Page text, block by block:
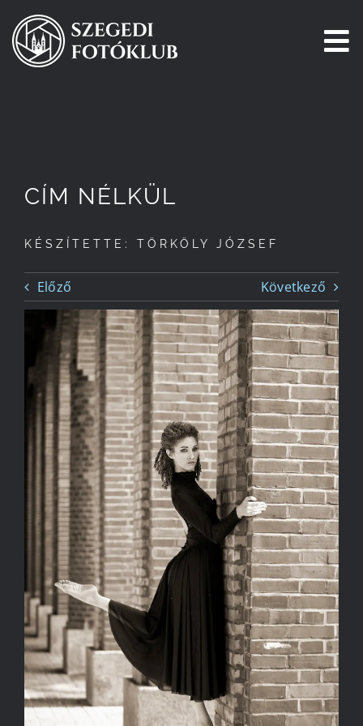
Kihagyás
Pályázatok
Tagjaink
Csatlakozz!
Történetünk
Kapcsolat
CÍM NÉLKÜL
KÉSZÍTETTE: TÖRKÖLY JÓZSEF
Előző Következő